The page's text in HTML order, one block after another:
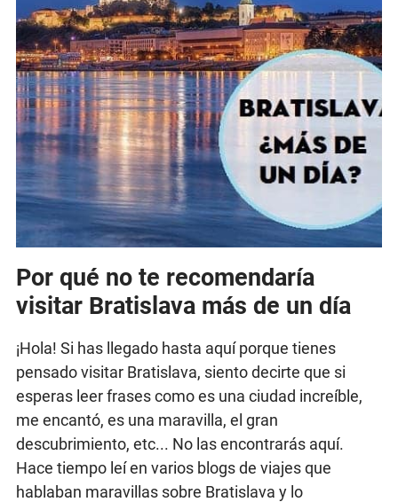
Por qué no te recomendaría
visitar Bratislava más de un día
¡Hola! Si has llegado hasta aquí porque tienes
pensado visitar Bratislava, siento decirte que si
esperas leer frases como es una ciudad increíble,
me encantó, es una maravilla, el gran
descubrimiento, etc... No las encontrarás aquí.
Hace tiempo leí en varios blogs de viajes que
hablaban maravillas sobre Bratislava y lo